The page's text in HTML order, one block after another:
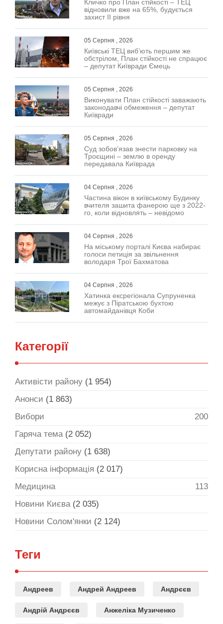
Кличко про План стійкості – ТЕЦ
відновили вже на 65%, будується
захист ІІ рівня
05 Серпня , 2026
Київські ТЕЦ виб’ють першим же
обстрілом, План стійкості не спрацює
– депутат Київради Ємець
05 Серпня , 2026
Виконувати План стійкості заважають
законодавчі обмеження – депутат
Київради
05 Серпня , 2026
Суд зобов’язав знести парковку на
Троєщині – землю в оренду
передавала Київрада
04 Серпня , 2026
Частина вікон в київському Будинку
вчителя зашита фанерою ще з 2022-
го, коли відновлять – невідомо
04 Серпня , 2026
На міському порталі Києва набирає
голоси петиція за звільнення
володаря Трої Бахматова
04 Серпня , 2026
Хатинка ексрегіонала Супруненка
межує з Піратською бухтою
автомайданівця Коби
Категорії
Активісти району (1 954)
Анонси (1 863)
Вибори
200
Гаряча тема(2 052)
Депутати району (1 638)
Корисна інформація (2 017)
Медицина
113
Новини Києва(2 035)
Новини Солом'янки (2 124)
Теги
Андреев Андрей Андреев Андрєєв
Андрій Андрєєв Анжеліка Музиченко